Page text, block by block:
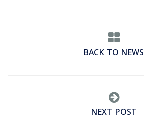
BACK TO NEWS
NEXT POST